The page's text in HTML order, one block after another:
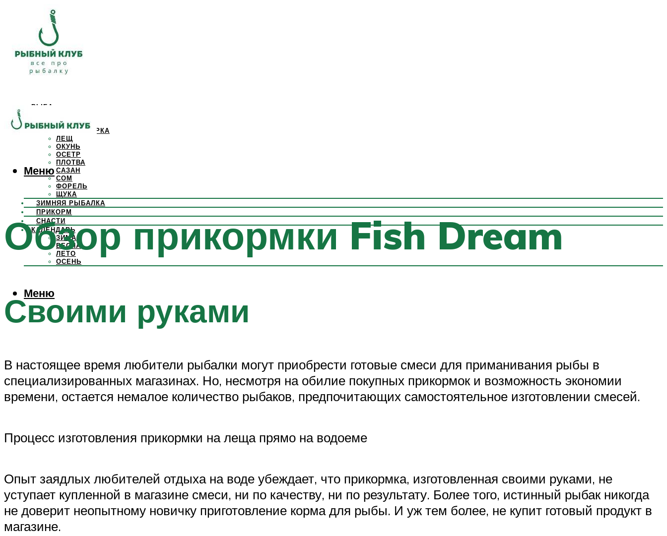
РЫБА
КАРП
КРАСНОПЕРКА
ЛЕЩ
ОКУНЬ
ОСЕТР
ПЛОТВА
САЗАН
СОМ
ФОРЕЛЬ
ЩУКА
ЗИМНЯЯ РЫБАЛКА
ПРИКОРМ
СНАСТИ
КАЛЕНДАРЬ
ЗИМА
ВЕСНА
ЛЕТО
ОСЕНЬ
Меню
Меню
Обзор прикормки Fish Dream
Своими руками
В настоящее время любители рыбалки могут приобрести готовые смеси для приманивания рыбы в
специализированных магазинах. Но, несмотря на обилие покупных прикормок и возможность экономии
времени, остается немалое количество рыбаков, предпочитающих самостоятельное изготовлении смесей.
Процесс изготовления прикормки на леща прямо на водоеме
Опыт заядлых любителей отдыха на воде убеждает, что прикормка, изготовленная своими руками, не
уступает купленной в магазине смеси, ни по качеству, ни по результату. Более того, истинный рыбак никогда
не доверит неопытному новичку приготовление корма для рыбы. И уж тем более, не купит готовый продукт в
магазине.